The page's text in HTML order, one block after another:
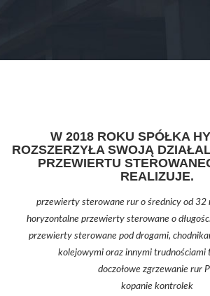
W 2018 ROKU SPÓŁKA
ROZSZERZYŁA SWOJĄ
PRZEWIERTU
REALIZUJE.
przewierty sterowane rur o średnicy od 32
horyzontalne przewierty sterowane o
przewierty sterowane pod drogami,
kolejowymi oraz innymi trudnościami
doczołowe zgrzewanie rur
kopanie kontrolek